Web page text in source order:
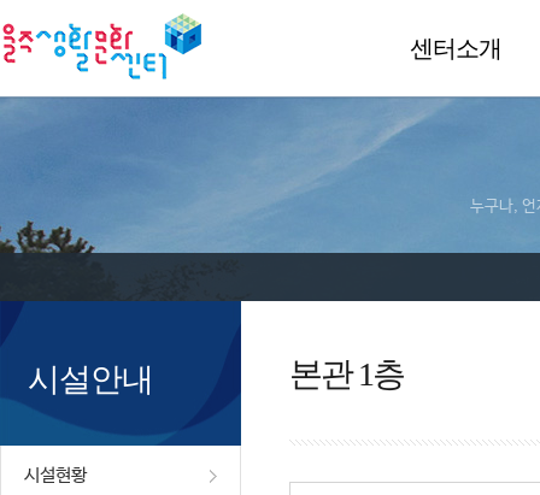
센터소개
누구나, 언
시설안내
시설현황
본관 1층